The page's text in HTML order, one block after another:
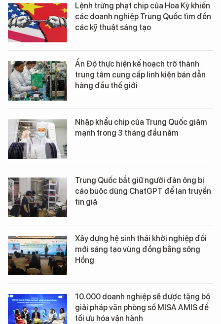
Lệnh trừng phạt chip của Hoa Kỳ khiến
các doanh nghiệp Trung Quốc tìm đến
các kỹ thuật sáng tạo
Ấn Độ thực hiện kế hoạch trở thành
trung tâm cung cấp linh kiện bán dẫn
hàng đầu thế giới
Nhập khẩu chip của Trung Quốc giảm
mạnh trong 3 tháng đầu năm
Trung Quốc bắt giữ người đàn ông bị
cáo buộc dùng ChatGPT để lan truyền
tin giả
Xây dựng hệ sinh thái khởi nghiệp đổi
mới sáng tạo vùng đồng bằng sông
Hồng
10.000 doanh nghiệp sẽ được tặng bộ
giải pháp văn phòng số MISA AMIS để
tối ưu hóa vận hành